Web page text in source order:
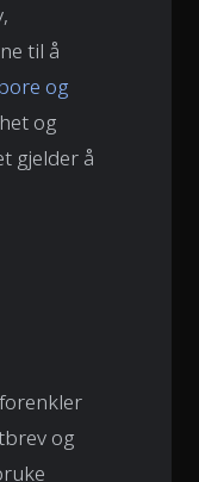
til å
og
og
gjelder å
og